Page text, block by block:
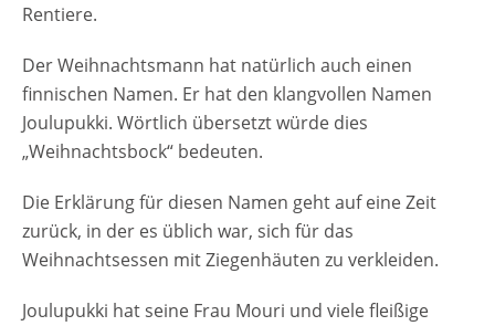
Rentiere.
Der Weihnachtsmann hat natürlich auch einen
finnischen Namen. Er hat den klangvollen Namen
Joulupukki. Wörtlich übersetzt würde dies
„Weihnachtsbock“ bedeuten.
Die Erklärung für diesen Namen geht auf eine Zeit
zurück, in der es üblich war, sich für das
Weihnachtsessen mit Ziegenhäuten zu verkleiden.
Joulupukki hat seine Frau Mouri und viele fleißige